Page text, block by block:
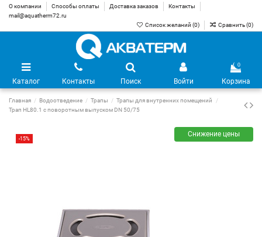
О компании Способы оплаты Доставка заказов
Контакты
mail@aquatherm72.ru
Список желаний (0) Сравнить (0)
Каталог Контакты Поиск Войти
0
Корзина
Главная Водоотведение Трапы
Трапы для внутренних помещений
Трап HL80.1 с поворотным выпуском DN 50/75
-15%
Снижение цены